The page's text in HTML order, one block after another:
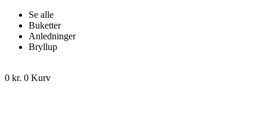
Se alle
Buketter
Anledninger
Bryllup
0 kr. 0 Kurv